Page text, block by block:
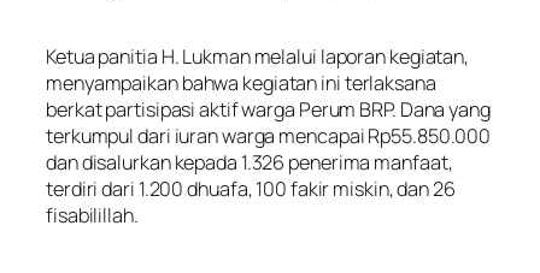
Ketua panitia H. Lukman melalui laporan kegiatan,
menyampaikan bahwa kegiatan ini terlaksana
berkat partisipasi aktif warga Perum BRP. Dana yang
terkumpul dari iuran warga mencapai Rp55.850.000
dan disalurkan kepada 1.326 penerima manfaat,
terdiri dari 1.200 dhuafa, 100 fakir miskin, dan 26
fisabilillah.